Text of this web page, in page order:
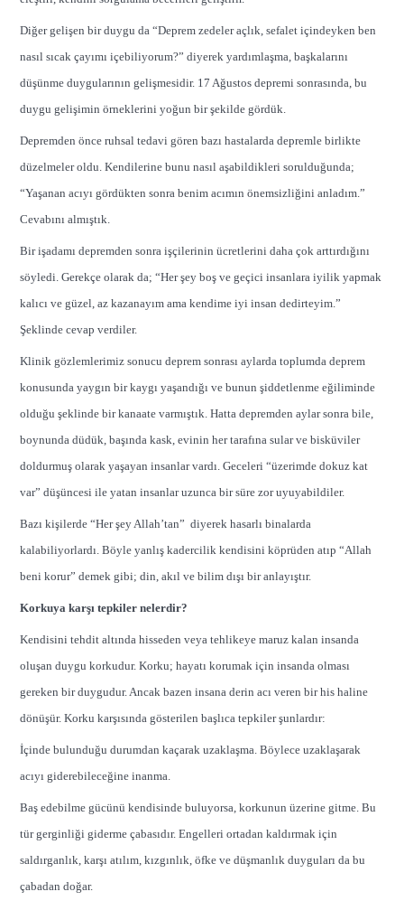
Diğer gelişen bir duygu da “Deprem zedeler açlık, sefalet içindeyken ben
nasıl sıcak çayımı içebiliyorum?” diyerek yardımlaşma, başkalarını
düşünme duygularının gelişmesidir. 17 Ağustos depremi sonrasında, bu
duygu gelişimin örneklerini yoğun bir şekilde gördük.
Depremden önce ruhsal tedavi gören bazı hastalarda depremle birlikte
düzelmeler oldu. Kendilerine bunu nasıl aşabildikleri sorulduğunda;
“Yaşanan acıyı gördükten sonra benim acımın önemsizliğini anladım.”
Cevabını almıştık.
Bir işadamı depremden sonra işçilerinin ücretlerini daha çok arttırdığını
söyledi. Gerekçe olarak da; “Her şey boş ve geçici insanlara iyilik yapmak
kalıcı ve güzel, az kazanayım ama kendime iyi insan dedirteyim.”
Şeklinde cevap verdiler.
Klinik gözlemlerimiz sonucu deprem sonrası aylarda toplumda deprem
konusunda yaygın bir kaygı yaşandığı ve bunun şiddetlenme eğiliminde
olduğu şeklinde bir kanaate varmıştık. Hatta depremden aylar sonra bile,
boynunda düdük, başında kask, evinin her tarafına sular ve bisküviler
doldurmuş olarak yaşayan insanlar vardı. Geceleri “üzerimde dokuz kat
var” düşüncesi ile yatan insanlar uzunca bir süre zor uyuyabildiler.
Bazı kişilerde “Her şey Allah’tan” diyerek hasarlı binalarda
kalabiliyorlardı. Böyle yanlış kadercilik kendisini köprüden atıp “Allah
beni korur” demek gibi; din, akıl ve bilim dışı bir anlayıştır.
Korkuya karşı tepkiler nelerdir?
Kendisini tehdit altında hisseden veya tehlikeye maruz kalan insanda
oluşan duygu korkudur. Korku; hayatı korumak için insanda olması
gereken bir duygudur. Ancak bazen insana derin acı veren bir his haline
dönüşür. Korku karşısında gösterilen başlıca tepkiler şunlardır:
İçinde bulunduğu durumdan kaçarak uzaklaşma. Böylece uzaklaşarak
acıyı giderebileceğine inanma.
Baş edebilme gücünü kendisinde buluyorsa, korkunun üzerine gitme. Bu
tür gerginliği giderme çabasıdır. Engelleri ortadan kaldırmak için
saldırganlık, karşı atılım, kızgınlık, öfke ve düşmanlık duyguları da bu
çabadan doğar.